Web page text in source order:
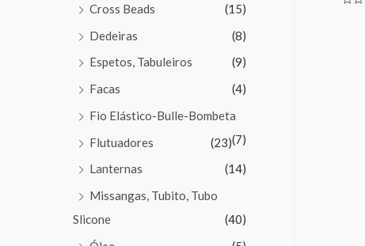
Cross Beads
(15)
Dedeiras
(8)
Espetos, Tabuleiros
(9)
Facas
(4)
Fio Elástico-Bulle-Bombeta
(7)
Flutuadores
(23)
Lanternas
(14)
Missangas, Tubito, Tubo
Slicone
(40)